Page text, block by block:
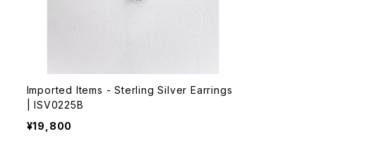
Imported Items - Sterling Silver Earrings
| ISV0225B
¥19,800